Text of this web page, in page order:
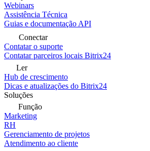
Webinars
Assistência Técnica
Guias e documentação API
Conectar
Contatar o suporte
Contatar parceiros locais Bitrix24
Ler
Hub de crescimento
Dicas e atualizações do Bitrix24
Soluções
Função
Marketing
RH
Gerenciamento de projetos
Atendimento ao cliente